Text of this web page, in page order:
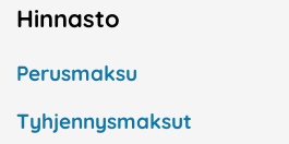
Hinnasto
Perusmaksu
Tyhjennysmaksut